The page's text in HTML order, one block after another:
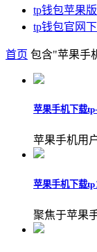
tp钱包苹果版
tp钱包官网
首页 包含"苹果手
苹果手机下载
苹果手机用
苹果手机下载tp
聚焦于苹果